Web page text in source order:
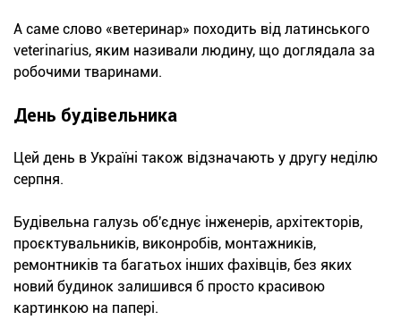
А саме слово «ветеринар» походить від латинського
veterinarius, яким називали людину, що доглядала за
робочими тваринами.
День будівельника
Цей день в Україні також відзначають у другу неділю
серпня.
Будівельна галузь об'єднує інженерів, архітекторів,
проєктувальників, виконробів, монтажників,
ремонтників та багатьох інших фахівців, без яких
новий будинок залишився б просто красивою
картинкою на папері.